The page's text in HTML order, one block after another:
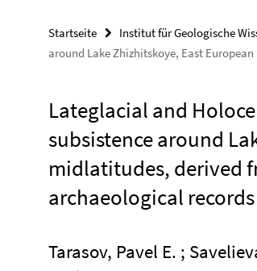
Startseite Institut für Geologische
around Lake Zhizhitskoye, East
Lateglacial and
subsistence around
midlatitudes, derived
archaeological records
Tarasov, Pavel E. ;